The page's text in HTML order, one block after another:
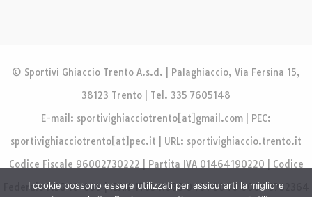
© Sportivi Ghiaccio Trento A.s.d. | Palaghiaccio, Via Fersina 15,
38123 Trento | Tel. 335 7605148
E-mail: sportivighiacciotrento[at]gmail.com | PEC:
sportivighiacciotrento[at]pec.it | URL: sportivighiaccio.trento.it
Codice Fiscale 96002730222 | Partita IVA 01464190220 | Codice
Federale FISG 18-059 | IBAN IT65 N083 0401 8040 0000 3732364
I cookie possono essere utilizzati per assicurarti la migliore